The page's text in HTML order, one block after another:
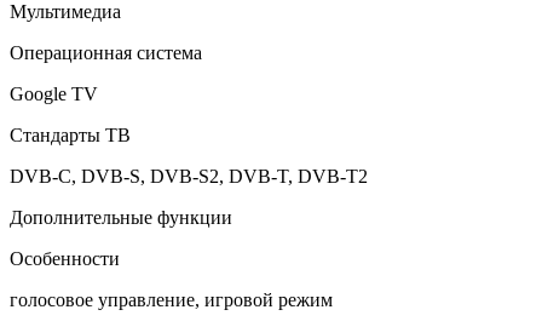
Мультимедиа
Операционная система
Google TV
Стандарты ТВ
DVB-C, DVB-S, DVB-S2, DVB-T, DVB-T2
Дополнительные функции
Особенности
голосовое управление, игровой режим